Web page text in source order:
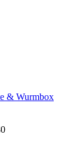
& Wurmbox